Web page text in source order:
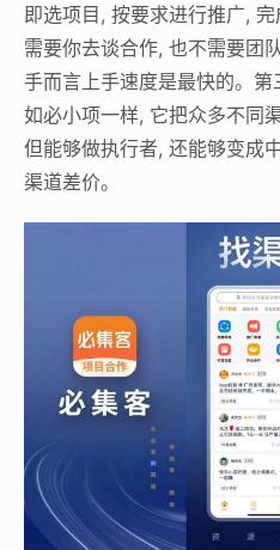
即选项目, 按要求进行推广,
需要你去谈合作, 也不需要团
手而言上手速度是最快的。
如必小项一样, 它把众多不同
但能够做执行者, 还能够变成
渠道差价。